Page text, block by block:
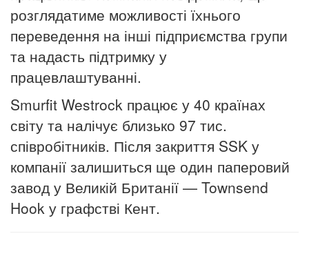
розглядатиме можливості їхнього
переведення на інші підприємства групи
та надасть підтримку у
працевлаштуванні.
Smurfit Westrock працює у 40 країнах
світу та налічує близько 97 тис.
співробітників. Після закриття SSK у
компанії залишиться ще один паперовий
завод у Великій Британії — Townsend
Hook у графстві Кент.